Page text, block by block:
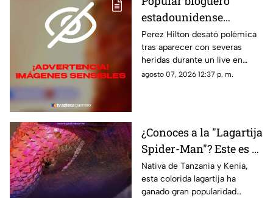
estadounidense
aparece con severas
heridas en un LIVE;
¿buscaba interacción?
Perez Hilton desató polémica
tras aparecer con severas
heridas durante un live en
TikTok. El video abrió un
agosto 07, 2026 12:37 p. m.
¿Conoces a la "Lagartija
Spider-Man"? Este es el
reptil con los colores
del superhéroe
Nativa de Tanzania y Kenia,
esta colorida lagartija ha
ganado gran popularidad